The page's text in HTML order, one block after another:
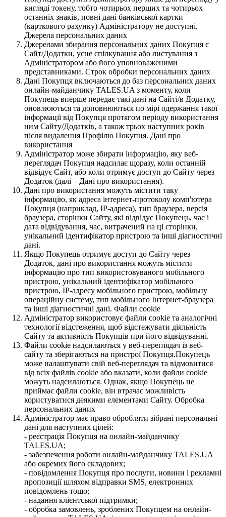
вигляді токену, тобто чотирьох перших та чотирьох
останніх знаків, повні дані банківської картки
(карткового рахунку) Адміністратору не доступні.
Джерела персональних даних
Джерелами збирання персональних даних Покупця є
Сайт/Додатки, усне спілкування або листування з
Адміністратором або його уповноваженими
представниками. Строк обробки персональних даних
Дані Покупця включаються до баз персональних даних
онлайн-майданчику TALES.UA з моменту, коли
Покупець вперше передає такі дані на Сайті/в Додатку,
оновлюються та доповнюються по мірі одержання такої
інформації від Покупця протягом періоду використання
ним Сайту/Додатків, а також трьох наступних років
після видалення Профілю Покупця. Дані про
використання
Адміністратор може збирати інформацію, яку веб-
переглядач Покупця надсилає щоразу, коли останній
відвідує Сайт, або коли отримує доступ до Сайту через
Додаток (далі – Дані про використання).
Дані про використання можуть містити таку
інформацію, як адреса інтернет-протоколу комп'ютера
Покупця (наприклад, IP-адреса), тип браузера, версія
браузера, сторінки Сайту, які відвідує Покупець, час і
дата відвідування, час, витрачений на ці сторінки,
унікальний ідентифікатор пристрою та інші діагностичні
дані.
Якщо Покупець отримує доступ до Сайту через
Додаток, дані про використання можуть містити
інформацію про тип використовуваного мобільного
пристрою, унікальний ідентифікатор мобільного
пристрою, IP-адресу мобільного пристрою, мобільну
операційну систему, тип мобільного Інтернет-браузера
та інші діагностичні дані. Файли cookie
Адміністратор використовує файли cookie та аналогічні
технології відстеження, щоб відстежувати діяльність
Сайту та активність Покупців при його відвідуванні.
Файли cookie надсилаються у веб-переглядач із веб-
сайту та зберігаються на пристрої Покупця.Покупець
може налаштувати свій веб-переглядач та відмовитися
від всіх файлів cookie або вказати, коли файли cookie
можуть надсилаються. Однак, якщо Покупець не
приймає файли cookie, він втрачає можливість
користуватися деякими елементами Сайту. Обробка
персональних даних
Адміністратор має право обробляти зібрані персональні
дані для наступних цілей:
- реєстрація Покупця на онлайн-майданчику
TALES.UA;
- забезпечення роботи онлайн-майданчику TALES.UA
або окремих його складових;
- повідомлення Покупця про послуги, новини і рекламні
пропозиції шляхом відправки SMS, електронних
повідомлень тощо;
- надання клієнтської підтримки;
- обробка замовлень, зроблених Покупцем на онлайн-